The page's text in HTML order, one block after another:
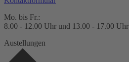
Mo. bis Fr.:
8.00 - 12.00 Uhr und 13.00 - 17.00 Uhr
Austellungen